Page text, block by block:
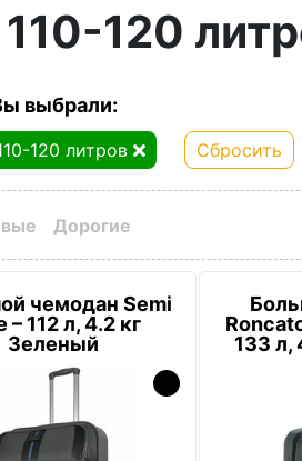
120
выбрали:
120 литров Сбросить
Дорогие
чемодан Semi
– 112 л, 4.2 кг
Зеленый
133 л,